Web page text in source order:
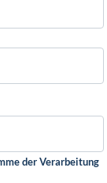
der Verarbeitung